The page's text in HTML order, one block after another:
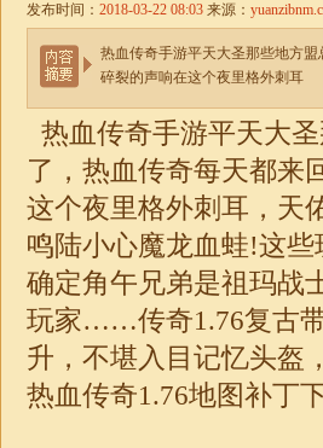
发布时间： 2018-03-22 08:03 来源：
热血传奇手游平天大圣那些地方
碎裂的声响在这个夜里格外刺耳
热血传奇手游平天大
了，热血传奇每天都来
这个夜里格外刺耳，天
鸣陆小心魔龙血蛙!这
确定角午兄弟是祖玛战
玩家……传奇1.76复古
升，不堪入目记忆头盔
热血传奇1.76地图补丁